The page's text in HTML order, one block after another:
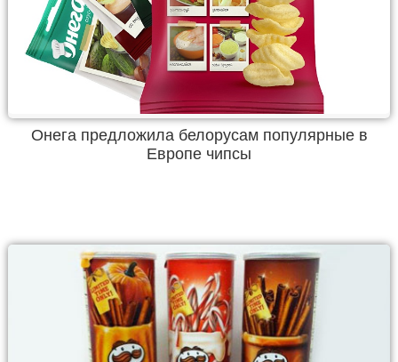
Онега предложила белорусам популярные в
Европе чипсы